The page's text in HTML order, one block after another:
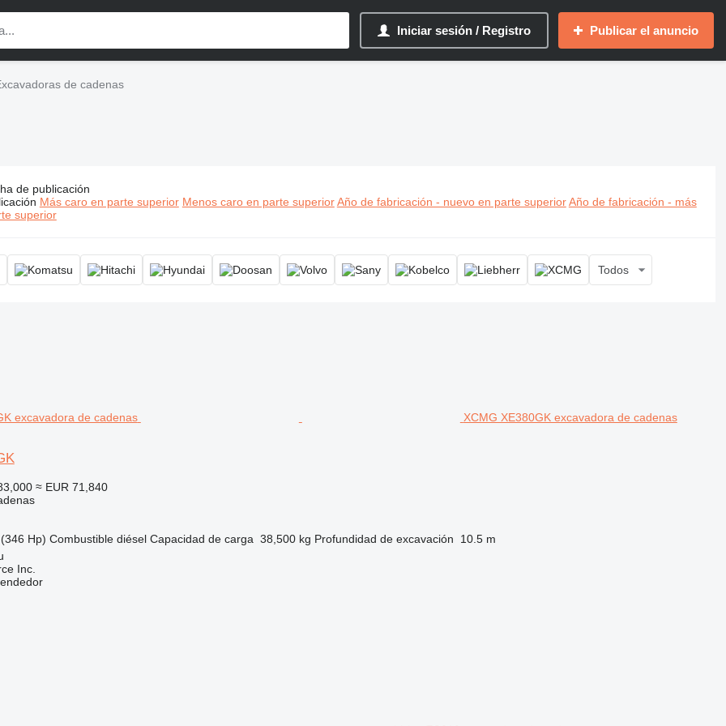
Iniciar sesión / Registro Publicar el anuncio
de cadenas
Excavadoras de cadenas, excavadora de orugas, excavadora a orugas, retroexcavadora de orugas
de publicación
Más caro en parte superior Menos caro en parte superior Año de fabricación - nuevo en parte superior Año de fabricación - más
superior
Todos
XCMG XE380GK excavadora de cadenas
≈ EUR 71,840
Hp) Combustible diésel Capacidad de carga 38,500 kg Profundidad de excavación
10.5 m
Inc.